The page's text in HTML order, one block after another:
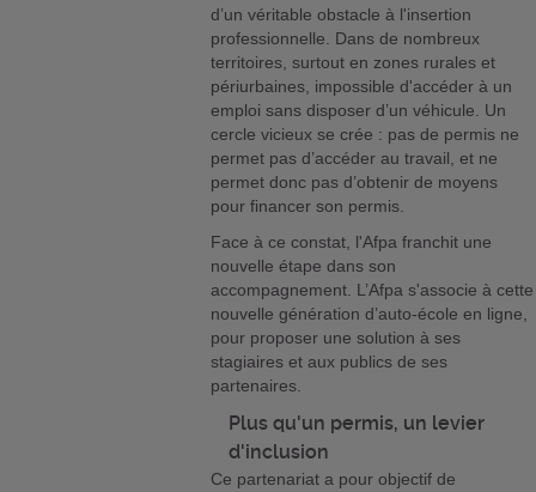
d’un véritable obstacle à l'insertion
professionnelle. Dans de nombreux
territoires, surtout en zones rurales et
périurbaines, impossible d'accéder à un
emploi sans disposer d’un véhicule. Un
cercle vicieux se crée : pas de permis ne
permet pas d’accéder au travail, et ne
permet donc pas d’obtenir de moyens
pour financer son permis.
Face à ce constat, l'Afpa franchit une
nouvelle étape dans son
accompagnement. L’Afpa s'associe à cette
nouvelle génération d’auto-école en ligne,
pour proposer une solution à ses
stagiaires et aux publics de ses
partenaires.
Plus qu'un permis, un levier
d'inclusion
Ce partenariat a pour objectif de